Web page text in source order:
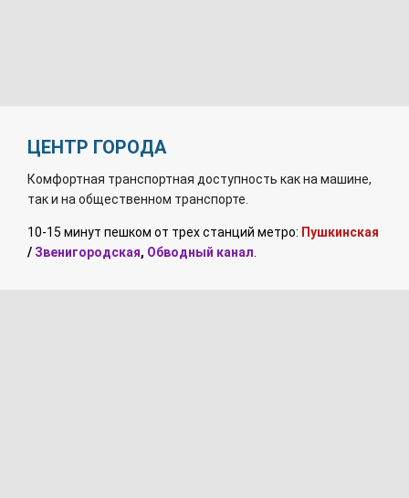
ЦЕНТР ГОРОДА
Комфортная транспортная доступность как на машине,
так и на общественном транспорте.
10-15 минут пешком от трех станций метро: Пушкинская
/ Звенигородская, Обводный канал